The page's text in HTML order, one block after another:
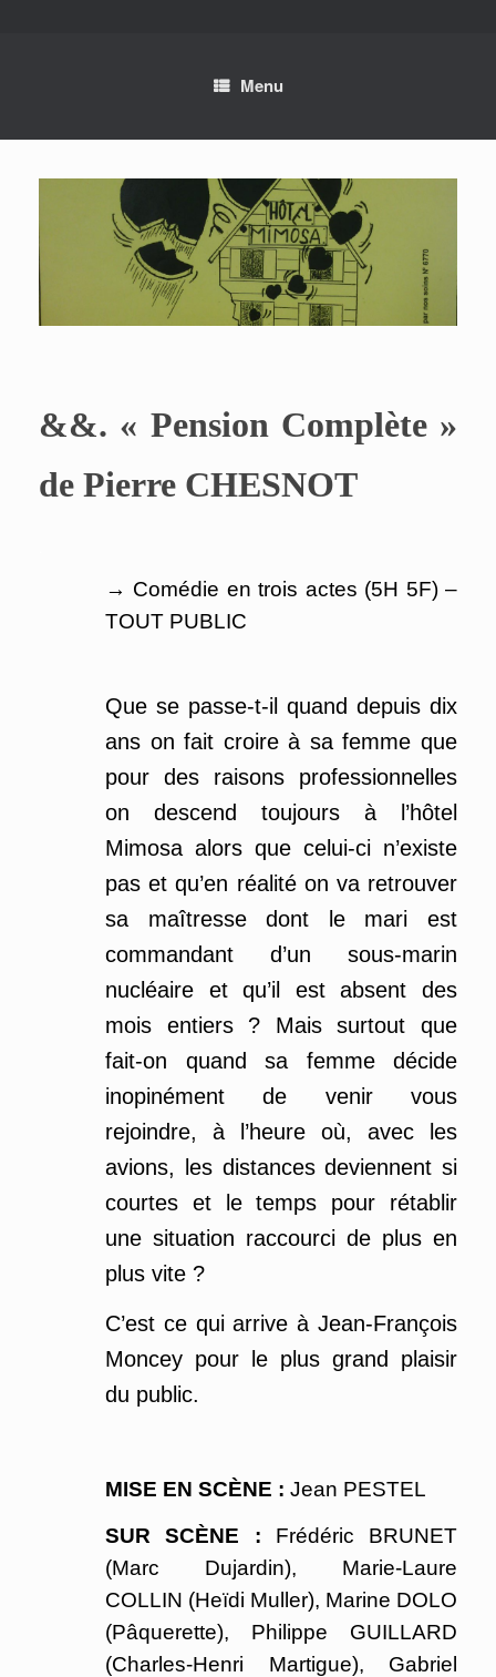
Menu
&&. « Pension Complète »
de Pierre CHESNOT
→ Comédie en trois actes (5H 5F) –
TOUT PUBLIC
Que se passe-t-il quand depuis dix
ans on fait croire à sa femme que
pour des raisons professionnelles
on descend toujours à l’hôtel
Mimosa alors que celui-ci n’existe
pas et qu’en réalité on va retrouver
sa maîtresse dont le mari est
commandant d’un sous-marin
nucléaire et qu’il est absent des
mois entiers ? Mais surtout que
fait-on quand sa femme décide
inopinément de venir vous
rejoindre, à l’heure où, avec les
avions, les distances deviennent si
courtes et le temps pour rétablir
une situation raccourci de plus en
plus vite ?
C’est ce qui arrive à Jean-François
Moncey pour le plus grand plaisir
du public.
MISE EN SCÈNE : Jean PESTEL
SUR SCÈNE : Frédéric BRUNET
(Marc Dujardin), Marie-Laure
COLLIN (Heïdi Muller), Marine DOLO
(Pâquerette), Philippe GUILLARD
(Charles-Henri Martigue), Gabriel